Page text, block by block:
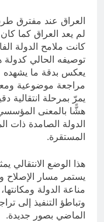
العراق عند مفترق
لم يعد العراق كما
كانت ملامح الدولة
توصيفه الحالي كدولة
يعكس بدقة ما يشهده
مراجعة موضوعية
يمرّ بمرحلة انتقالية
هشًّا بالمعنى
الدولة الصامدة ذات
المستقرة.
هذا الوضع
يستمر مسار الإصلاح
مناعة الدولة
وتباطؤ التنفيذ إلى
الماضي بصور جديدة.